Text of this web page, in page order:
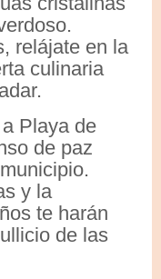
relájate en la
culinaria
Playa de
de paz
y la
te harán
de las